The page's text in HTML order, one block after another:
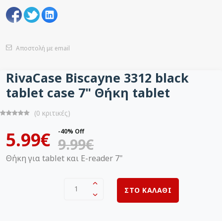
Αποστολή με email
RivaCase Biscayne 3312 black
tablet case 7" Θήκη tablet
(0 κριτικές)
5.99€ -40% Off
9.99€
Θήκη για tablet και E-reader 7"
1 ΣΤΟ ΚΑΛΑΘΙ